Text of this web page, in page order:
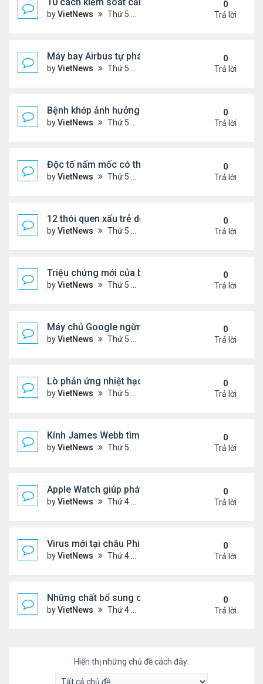
byVietNews Thứ 5 Tháng 7 28, 2022 1:36 pm
0
Trả lời
Máy bay Airbus tự phá kỷ lục bay lâu trong khí
byVietNews Thứ 5 Tháng 7 28, 2022 1:35 pm
0
Trả lời
Bệnh khớp ảnh hưởng đời sống chăn gối thế nào?
byVietNews Thứ 5 Tháng 7 28, 2022 1:33 pm
0
Trả lời
Độc tố nấm mốc có thể gây ung thư
byVietNews Thứ 5 Tháng 7 21, 2022 5:25 pm
0
Trả lời
12 thói quen xấu trẻ dễ bắt chước bố mẹ
byVietNews Thứ 5 Tháng 7 21, 2022 4:43 pm
0
Trả lời
Triệu chứng mới của biến thể phụ BA.5
byVietNews Thứ 5 Tháng 7 21, 2022 2:10 pm
0
Trả lời
Máy chủ Google ngừng hoạt động vì nắng nóng
byVietNews Thứ 5 Tháng 7 21, 2022 12:00 pm
0
Trả lời
Lò phản ứng nhiệt hạch nóng gấp 5 lần lõi Mặt
byVietNews Thứ 5 Tháng 7 21, 2022 11:59 am
0
Trả lời
Kính James Webb tìm thấy thiên hà cổ xưa nhất
byVietNews Thứ 5 Tháng 7 21, 2022 11:05 am
0
Trả lời
Apple Watch giúp phát hiện khối u
byVietNews Thứ 4 Tháng 7 20, 2022 5:02 pm
0
Trả lời
Virus mới tại châu Phi nguy hiểm thế nào
byVietNews Thứ 4 Tháng 7 20, 2022 3:18 pm
0
Trả lời
Những chất bổ sung có thể giúp giảm huyết áp
byVietNews Thứ 4 Tháng 7 20, 2022 11:29 am
0
Trả lời
Hiển thị những chủ đề cách đây: